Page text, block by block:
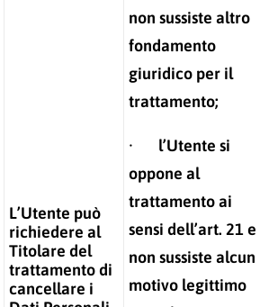
L’Utente può
richiedere al
Titolare del
trattamento di
cancellare i
non sussiste altro
fondamento
giuridico per il
trattamento;
· l’Utente si
oppone al
trattamento ai
sensi dell’art. 21 e
non sussiste alcun
motivo legittimo